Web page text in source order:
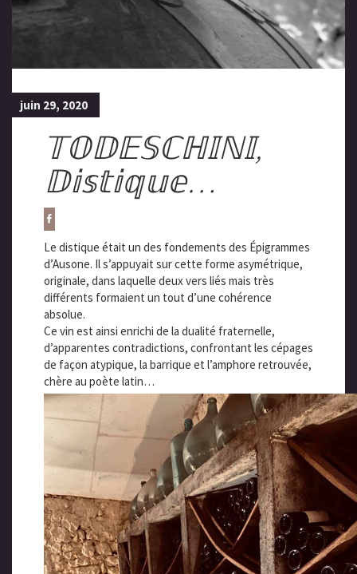
juin 29, 2020
𝕋𝕆𝔻𝔼𝕊ℂℍ𝕀ℕ𝕀,
𝔻𝕚𝕤𝕥𝕚𝕢𝕦𝕖…
Le distique était un des fondements des Épigrammes
d’Ausone. Il s’appuyait sur cette forme asymétrique,
originale, dans laquelle deux vers liés mais très
différents formaient un tout d’une cohérence
absolue.
Ce vin est ainsi enrichi de la dualité fraternelle,
d’apparentes contradictions, confrontant les cépages
de façon atypique, la barrique et l’amphore retrouvée,
chère au poète latin…